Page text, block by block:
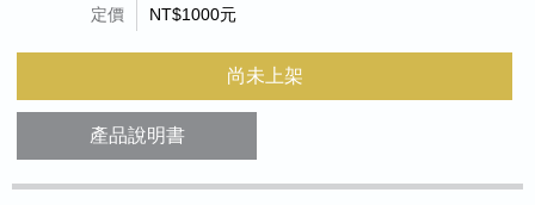
定價
NT$1000元
尚未上架
產品說明書